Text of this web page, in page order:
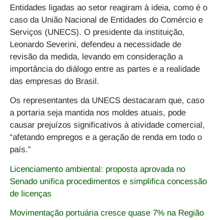
Entidades ligadas ao setor reagiram à ideia, como é o
caso da União Nacional de Entidades do Comércio e
Serviços (UNECS). O presidente da instituição,
Leonardo Severini, defendeu a necessidade de
revisão da medida, levando em consideração a
importância do diálogo entre as partes e a realidade
das empresas do Brasil.
Os representantes da UNECS destacaram que, caso
a portaria seja mantida nos moldes atuais, pode
causar prejuízos significativos à atividade comercial,
“afetando empregos e a geração de renda em todo o
país.”
Licenciamento ambiental: proposta aprovada no
Senado unifica procedimentos e simplifica concessão
de licenças
Movimentação portuária cresce quase 7% na Região